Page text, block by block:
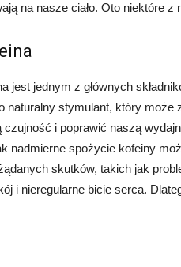
na nasze ciało. Oto niektóre z
jest jednym z głównych
naturalny stymulant, który może
czujność i poprawić naszą
nadmierne spożycie kofeiny
skutków, takich jak
i nieregularne bicie serca.